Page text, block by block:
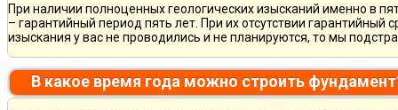
При наличии полноценных геологических изысканий именно в
– гарантийный период пять лет. При их отсутствии гарантийный
изыскания у вас не проводились и не планируются, то мы
В какое время года можно строить